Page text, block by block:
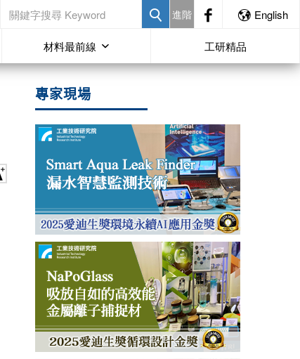
進階 English
材料最前線 工研精品
專家現場